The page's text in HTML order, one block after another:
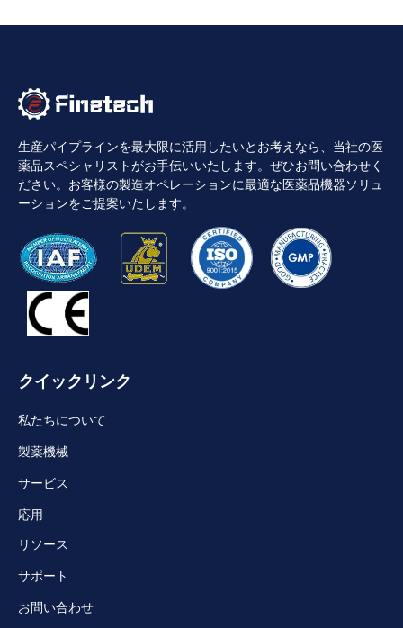
生産パイプラインを最大限に活用したいとお考えなら、当社の医
薬品スペシャリストがお手伝いいたします。ぜひお問い合わせく
ださい。お客様の製造オペレーションに最適な医薬品機器ソリュ
ーションをご提案いたします。
クイックリンク
私たちについて
製薬機械
サービス
応用
リソース
サポート
お問い合わせ